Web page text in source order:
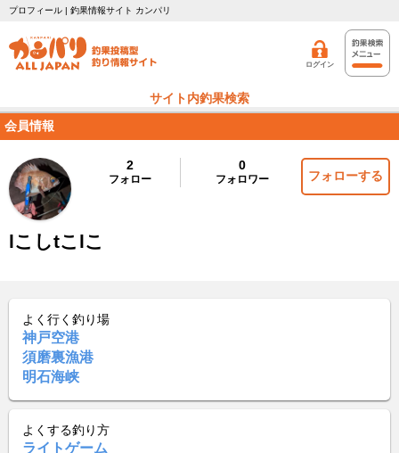
プロフィール | 釣果情報サイト カンパリ
ログイン
サイト内釣果検索
会員情報
2
フォロー
0
フォロワー フォローする
lこしtこlこ
よく行く釣り場
神戸空港
須磨裏漁港
明石海峡
よくする釣り方
ライトゲーム